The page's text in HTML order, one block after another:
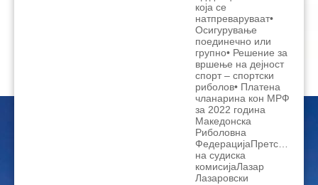
која се
натпреваруваат•
Осигурување
поединечно или
групно• Решение за
вршење на дејност
спорт – спортски
риболов• Платена
чланарина кон МРФ
за 2022 година
Македонска
Риболовна
ФедерацијаПретседател
на судиска
комисијаЛазар
Лазаровски